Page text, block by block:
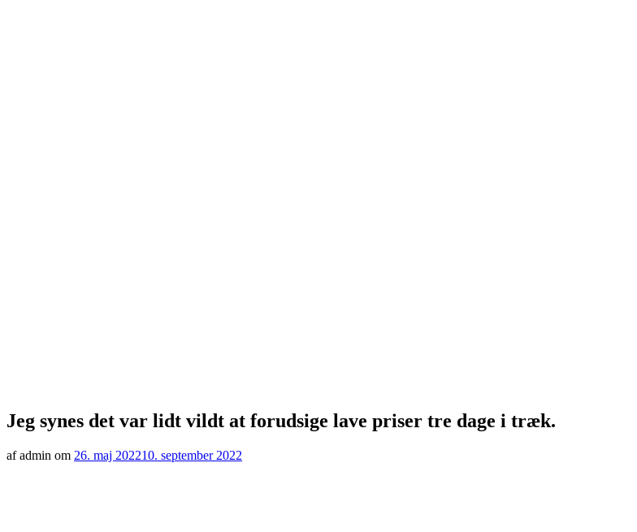
Jeg synes det var lidt vildt at forudsige lave priser tre dage i træk.
af admin om 26. maj 202210. september 2022